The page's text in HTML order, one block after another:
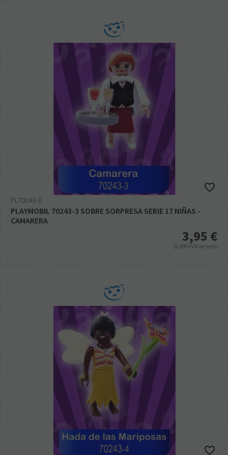
PL70243-3
PLAYMOBIL 70243-3 SOBRE SORPRESA SERIE 17 NIÑAS -
CAMARERA
3,95 €
21.00% IVA incluido